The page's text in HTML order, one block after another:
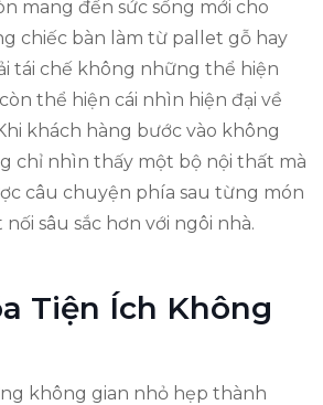
mang đến sức sống mới cho
chiếc bàn làm từ pallet gỗ hay
tái chế không những thể hiện
thể hiện cái nhìn hiện đại về
khách hàng bước vào không
chỉ nhìn thấy một bộ nội thất mà
câu chuyện phía sau từng món
sâu sắc hơn với ngôi nhà.
Tiện Ích Không
không gian nhỏ hẹp thành